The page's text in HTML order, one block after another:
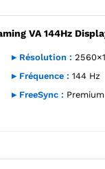
VA 144Hz
Gaming VA 144Hz
VA 144Hz
▸ Résolution :
▸ Fréquence : 144 Hz
▸ FreeSync : Premium